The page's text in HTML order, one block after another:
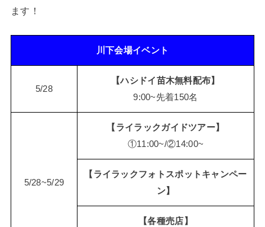
ます！
川下会場イベント
5/28
【ハシドイ苗木無料配布】
9:00~先着150名
5/28~5/29
【ライラックガイドツアー】
①11:00~/②14:00~
【ライラックフォトスポットキャンペー
ン】
【各種売店】